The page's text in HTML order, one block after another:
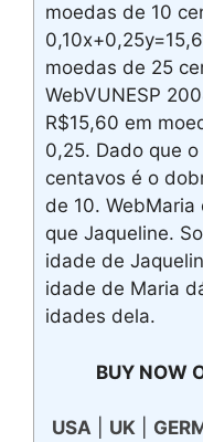
moedas de 10
moedas de 25
WebVUNESP
R$15,60 em
0,25. Dado que
centavos é o
de 10.
que Jaqueline.
idade de
idade de Maria
idades dela.
BUY NOW
USA UK